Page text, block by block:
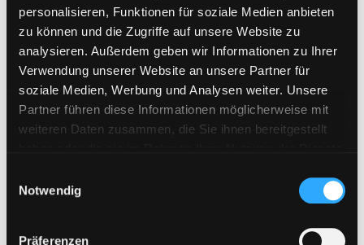
personalisieren, Funktionen für soziale Medien anbieten
zu können und die Zugriffe auf unsere Website zu
analysieren. Außerdem geben wir Informationen zu Ihrer
Verwendung unserer Website an unsere Partner für
soziale Medien, Werbung und Analysen weiter. Unsere
Partner führen diese Informationen möglicherweise mit
weiteren Daten zusammen, die Sie ihnen bereitgestellt
Cookies, wenn Sie unsere Webseite weiterhin nutzen.
Notwendig
Präferenzen
FileFox.cc | 90 Tage Premium Pro Key
37,45 €